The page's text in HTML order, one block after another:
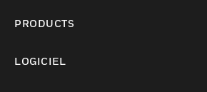
PRODUCTS
LOGICIEL